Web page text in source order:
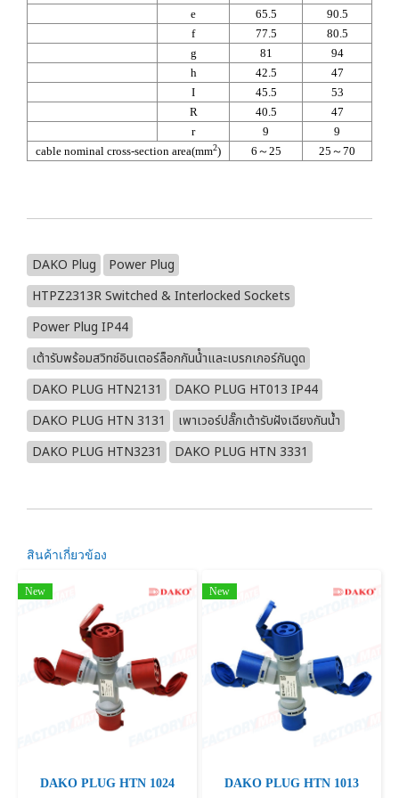
e
65.5
90.5
f
77.5
80.5
g
81
94
h
42.5
47
I
45.5
53
R
40.5
47
r
9
9
cable nominal cross-section area(mm2) 6～25 25～70
DAKO Plug
Power Plug
HTPZ2313R Switched & Interlocked Sockets
Power Plug IP44
เต้ารับพร้อมสวิทช์อินเตอร์ล็อกกันน้ําและเบรกเกอร์กันดูด
DAKO PLUG HTN2131
DAKO PLUG HT013 IP44
DAKO PLUG HTN 3131
เพาเวอร์ปลั๊กเต้ารับฝังเฉียงกันน้ำ
DAKO PLUG HTN3231
DAKO PLUG HTN 3331
สินค้าเกี่ยวข้อง
New
DAKO PLUG HTN 1024
New
DAKO PLUG HTN 1013